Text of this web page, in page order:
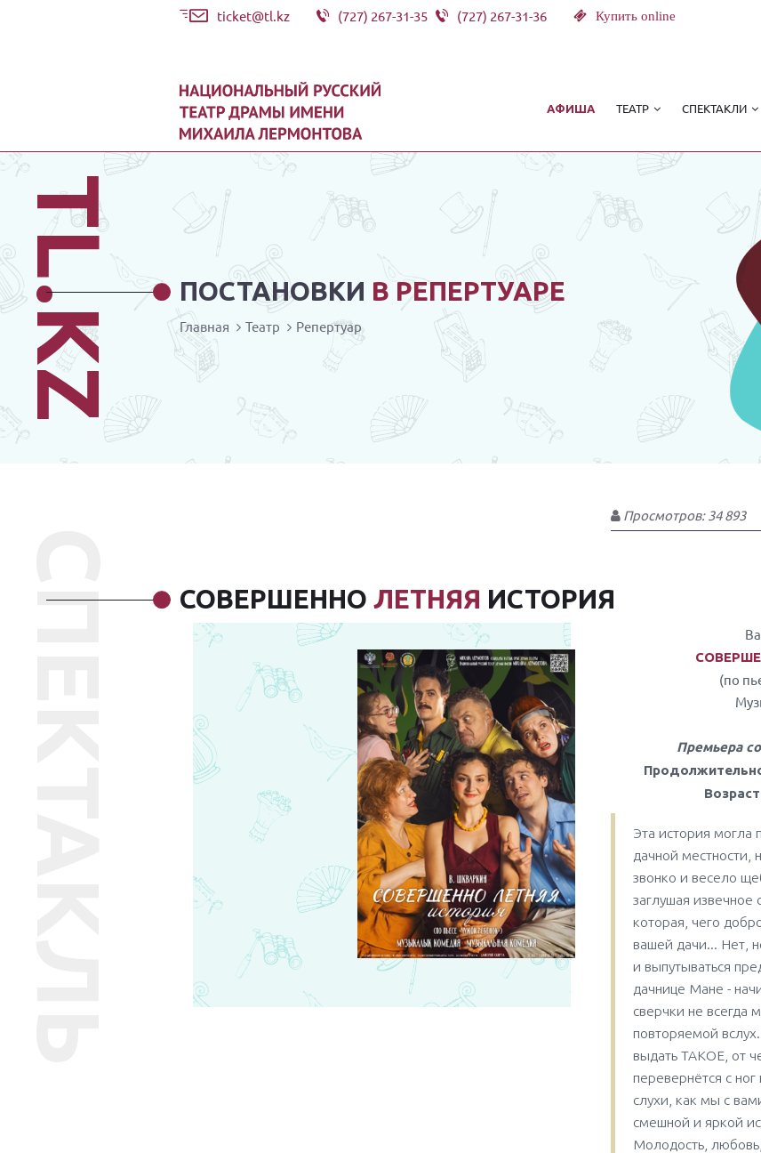
ticket@tl.kz (727) 267-31-35 (727) 267-31-36 Купить online
АФИША ТЕАТР СПЕКТАКЛИ
ПОСТАНОВКИ В РЕПЕРТУАРЕ
TL.KZ Главная Театр Репертуар
Просмотров: 34 893
СОВЕРШЕННО ЛЕТНЯЯ ИСТОРИЯ
(по
Премьера
Эта история
дачной местности,
звонко и весело
заглушая извечное
которая, чего
вашей дачи... Нет,
и выпутываться
дачнице Мане -
сверчки не всегда
повторяемой
выдать ТАКОЕ, от
перевернётся с ног
слухи, как мы с
смешной и яркой
Молодость,